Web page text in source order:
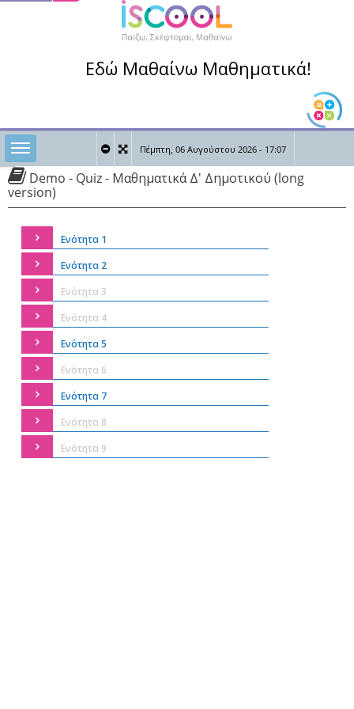
Εδώ Μαθαίνω Μαθηματικά!
Toggle sidebar
Πέμπτη, 06 Αυγούστου 2026 - 17:07
0 0 Καλώς ήρθες,
Demo - Quiz - Μαθηματικά Δ' Δημοτικού (long
version)
Ενότητα 1
Ενότητα 2
Ενότητα 3
Ενότητα 4
Ενότητα 5
Ενότητα 6
Ενότητα 7
Ενότητα 8
Ενότητα 9